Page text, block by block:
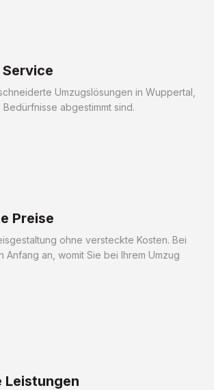
Umzugslösungen in Wuppertal,
abgestimmt sind.
Preise
ohne versteckte Kosten. Bei
Anfang an, womit Sie bei Ihrem Umzug
Leistungen